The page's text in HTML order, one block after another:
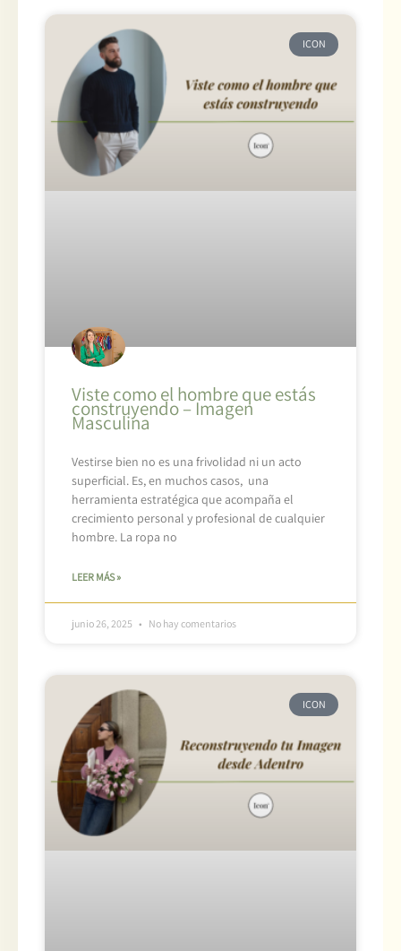
ICON
Viste como el hombre que estás
construyendo – Imagen
Masculina
Vestirse bien no es una frivolidad ni un acto
superficial. Es, en muchos casos, una
herramienta estratégica que acompaña el
crecimiento personal y profesional de cualquier
hombre. La ropa no
LEER MÁS »
junio 26, 2025 No hay comentarios
ICON